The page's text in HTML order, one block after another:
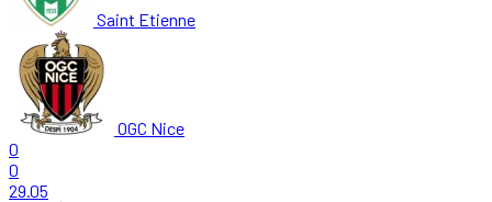
Saint Etienne
OGC Nice
0
0
29.05